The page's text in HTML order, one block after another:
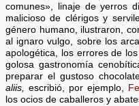
comunes», linaje de yerros
malicioso de clérigos y
género humano, ilustraron,
al ignaro vulgo, sobre los
apologética, los errores de
golosa gastronomía
preparar el gustoso
aliis, escribió, por ejemplo,
los ocios de caballeros y